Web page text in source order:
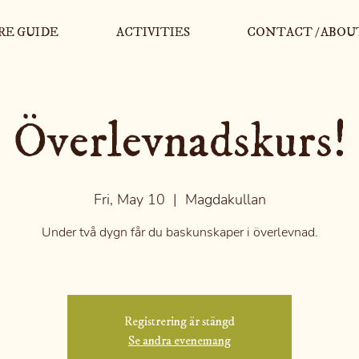
GUIDE ACTIVITIES CONTACT /
Överlevnadskurs!
Fri, May 10
  |
Magdakullan
Under två dygn får du baskunskaper i överlevnad.
Registrering är stängd
Se andra evenemang